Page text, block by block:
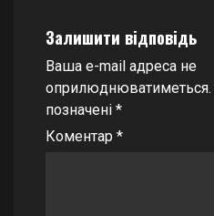
Залишити відповідь
Ваша e-mail адреса не
оприлюднюватиметься.
позначені *
Коментар *